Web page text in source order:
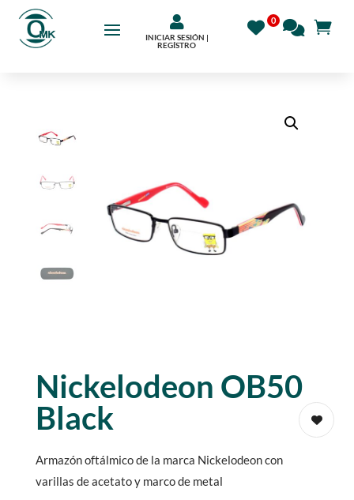

INICIAR SESIÓN |
REGÍSTRO
Nickelodeon OB50
Black
Armazón oftálmico de la marca Nickelodeon con
varillas de acetato y marco de metal